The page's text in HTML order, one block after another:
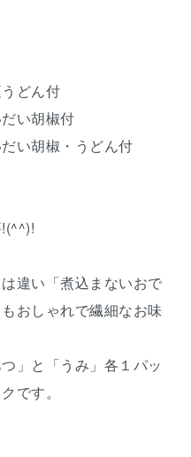
どん付
い胡椒付
い胡椒・うどん付
違い「煮込まないおで
おしゃれで繊細なお味
」と「うみ」各１パッ
です。